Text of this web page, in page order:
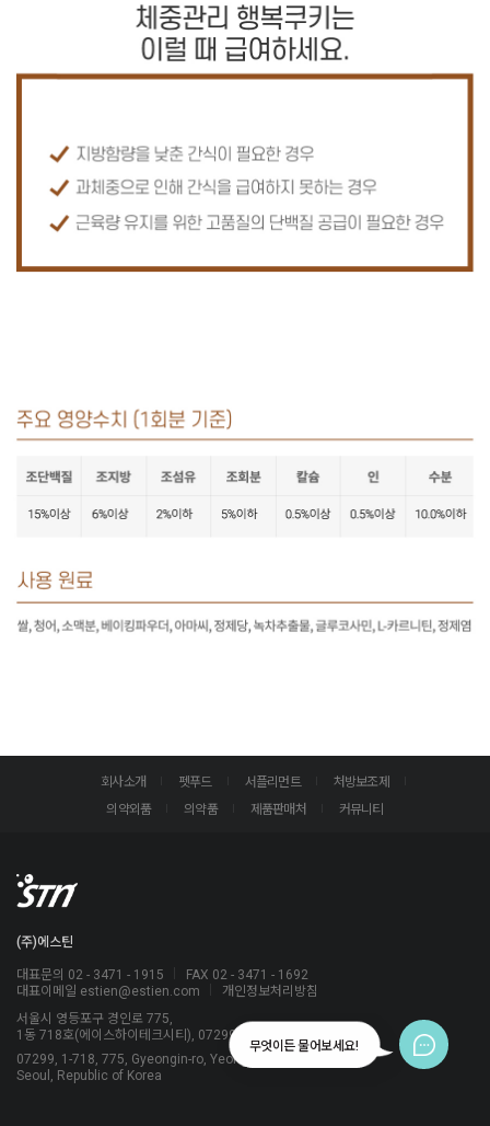
무엇이든 물어보세요!
회사소개 펫푸드 서플리먼트
처방보조제
의약외품
의약품 제품판매처 커뮤니티
(주)에스틴
대표문의 02 - 3471 - 1915
FAX 02 - 3471 - 1692
대표이메일 estien@estien.com
개인정보처리방침
서울시 영등포구 경인로 775,
1동 718호(에이스하이테크시티), 07299
07299, 1-718, 775, Gyeongin-ro, Yeongdeungpo-gu,
Seoul, Republic of Korea